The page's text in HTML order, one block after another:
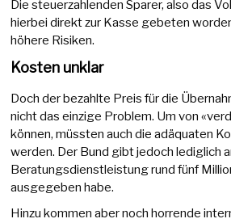
Die steuerzahlenden Sparer, also das
hierbei direkt zur Kasse gebeten
höhere Risiken.
Kosten unklar
Doch der bezahlte Preis für die
nicht das einzige Problem. Um von
können, müssten auch die adäquaten
werden. Der Bund gibt jedoch lediglich
Beratungsdienstleistung rund fünf
ausgegeben habe.
Hinzu kommen aber noch horrende